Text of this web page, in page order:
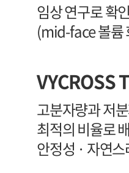
임상 연구로 확
(mid-face 볼륨
VYCROSS
고분자량과 저
최적의 비율로
안정성 · 자연